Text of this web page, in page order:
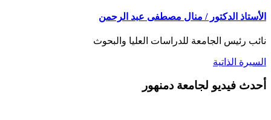
الأستاذ الدكتور / منال مصطفى عبد الرحمن
نائب رئيس الجامعة للدراسات العليا والبحوث
السيرة الذاتية
أحدث فيديو لجامعة دمنهور